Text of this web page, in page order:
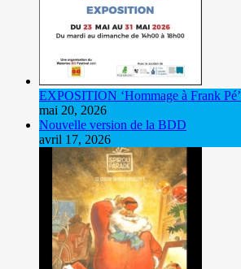
EXPOSITION ‘Hommage à Frank Pé’
mai 20, 2026
Nouvelle version de la BDD
avril 17, 2026